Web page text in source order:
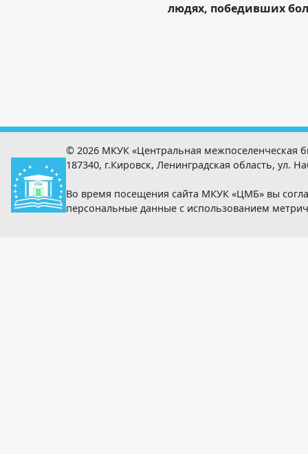
людях, победивших
© 2026 МКУК «Центральная межпоселенческая
187340, г.Кировск, Ленинградская область, ул.
Во время посещения сайта МКУК «ЦМБ» вы
персональные данные с использованием